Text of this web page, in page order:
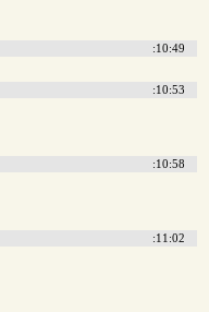
:10:49
:10:53
:10:58
:11:02